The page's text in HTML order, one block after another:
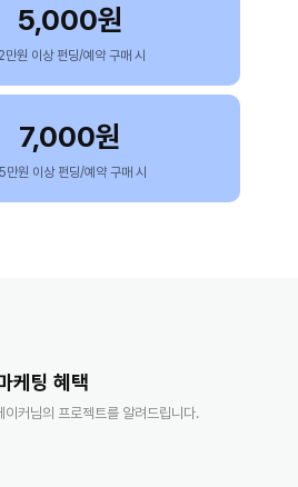
5,000원
만원 이상 펀딩/예약 구매 시
7,000원
만원 이상 펀딩/예약 구매 시
케팅 혜택
이커님의 프로젝트를 알려드립니다.